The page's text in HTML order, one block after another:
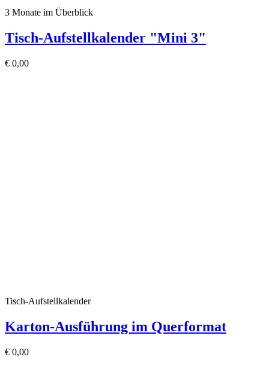
3 Monate im Überblick
Tisch-Aufstellkalender "Mini 3"
€ 0,00
Tisch-Aufstellkalender
Karton-Ausführung im Querformat
€ 0,00